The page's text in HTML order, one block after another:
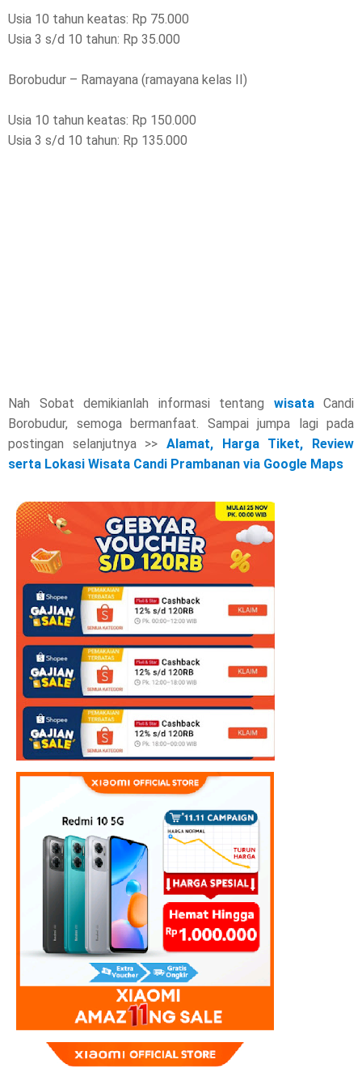
Usia 10 tahun keatas: Rp 75.000
Usia 3 s/d 10 tahun: Rp 35.000
Borobudur – Ramayana (ramayana kelas II)
Usia 10 tahun keatas: Rp 150.000
Usia 3 s/d 10 tahun: Rp 135.000
Nah Sobat demikianlah informasi tentang wisataCandi
Borobudur, semoga bermanfaat. Sampai jumpa lagi pada
postingan selanjutnya >> Alamat, Harga Tiket, Review
serta Lokasi Wisata Candi Prambanan via Google Maps